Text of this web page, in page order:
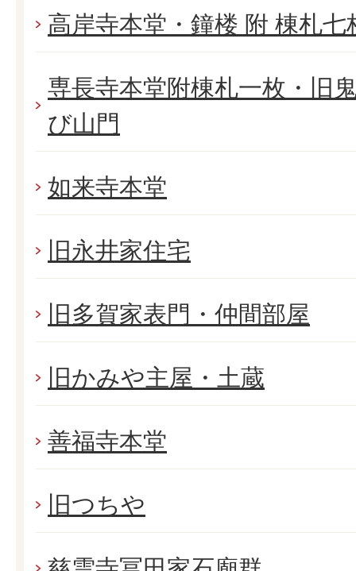
高岸寺本堂・鐘楼 附 棟札七
専長寺本堂附棟札一枚・旧
び山門
如来寺本堂
旧永井家住宅
旧多賀家表門・仲間部屋
旧かみや主屋・土蔵
善福寺本堂
旧つちや